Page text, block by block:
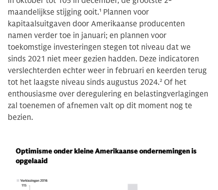
maandelijkse stijging ooit.1 Plannen voor
kapitaalsuitgaven door Amerikaanse producenten
namen verder toe in januari; en plannen voor
toekomstige investeringen stegen tot niveau dat we
sinds 2021 niet meer gezien hadden. Deze indicatoren
verslechterden echter weer in februari en keerden terug
tot het laagste niveau sinds augustus 2024.2 Of het
enthousiasme over deregulering en belastingverlagingen
zal toenemen of afnemen valt op dit moment nog te
bezien.
Optimisme onder kleine Amerikaanse ondernemingen is
opgelaaid